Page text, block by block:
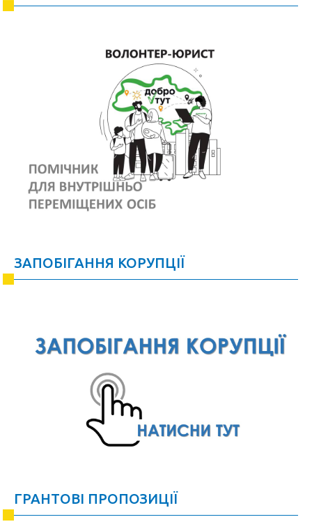
ЗАПОБІГАННЯ КОРУПЦІЇ
ГРАНТОВІ ПРОПОЗИЦІЇ